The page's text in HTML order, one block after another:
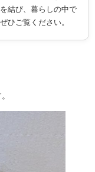
結び、暮らしの中で
ひご覧ください。